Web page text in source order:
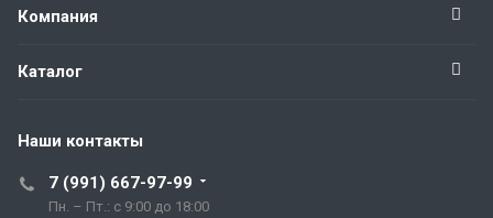
Компания
Каталог
Наши контакты
7 (991) 667-97-99
Пн. – Пт.: с 9:00 до 18:00